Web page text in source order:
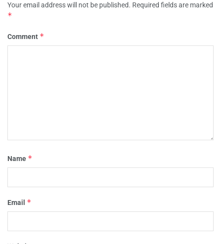
Your email address will not be published. Required fields are marked
*
Comment *
Name *
Email *